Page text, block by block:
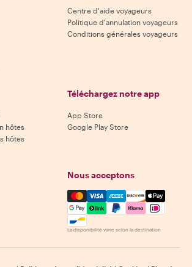
Centre d'aide voyageurs
Politique d'annulation voyageurs
Conditions générales voyageurs
hôtes
hôtes
Téléchargez notre app
App Store
Google Play Store
Nous acceptons
Mastercard, Visa, Amex,
La disponibilité varie selon la destination